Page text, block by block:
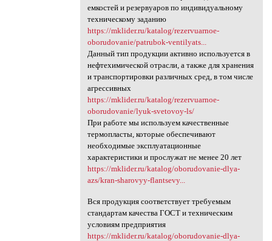
емкостей и резервуаров по индивидуальному
техническому заданию
https://mklider.ru/katalog/rezervuarnoe-
oborudovanie/patrubok-ventilyats...
Данный тип продукции активно используется в
нефтехимической отрасли, а также для хранения
и транспортировки различных сред, в том числе
агрессивных
https://mklider.ru/katalog/rezervuarnoe-
oborudovanie/lyuk-svetovoy-ls/
При работе мы используем качественные
термопласты, которые обеспечивают
необходимые эксплуатационные
характеристики и прослужат не менее 20 лет
https://mklider.ru/katalog/oborudovanie-dlya-
azs/kran-sharovyy-flantsevy...
Вся продукция соответствует требуемым
стандартам качества ГОСТ и техническим
условиям предприятия
https://mklider.ru/katalog/oborudovanie-dlya-